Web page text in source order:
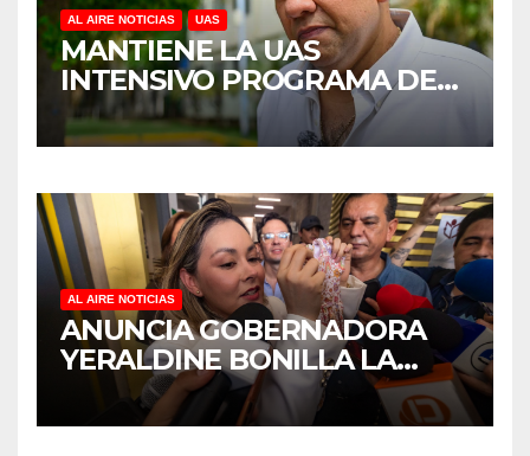
AL AIRE NOTICIAS UAS
MANTIENE LA UAS
INTENSIVO PROGRAMA DE
MANTENIMIENTO Y
REHABILITACIÓN EN SUS
DEL CICLO ESCOLAR 2026-
2027
AL AIRE NOTICIAS
ANUNCIA GOBERNADORA
YERALDINE BONILLA LA
REAPERTURA DEL
PROGRAMA “PONTE AL